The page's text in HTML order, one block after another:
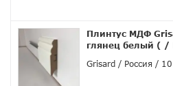
Плинтус МДФ
глянец белый ( /
Grisard
Россия 10